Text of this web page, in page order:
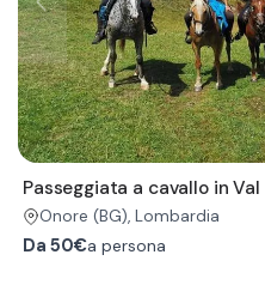
Passeggiata a cavallo in
Onore (BG), Lombardia
Da 50€a persona